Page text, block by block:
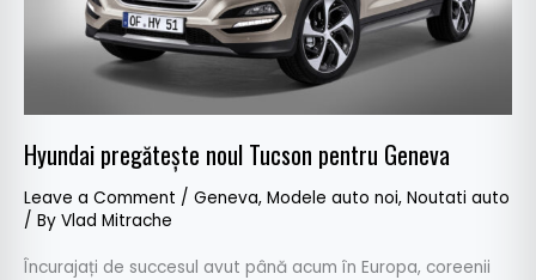
Hyundai pregătește noul Tucson pentru Geneva
Leave a Comment / Geneva, Modele auto noi, Noutati auto
/ By Vlad Mitrache
Încurajați de succesul avut până acum în Europa, coreenii